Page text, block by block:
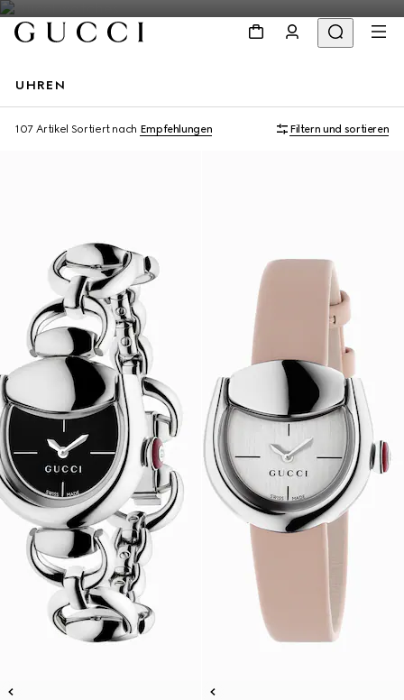
UHREN
107 Artikel Sortiert nach Empfehlungen Filtern und sortieren